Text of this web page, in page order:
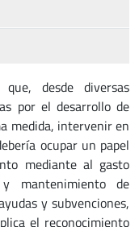
desde diversas
por el desarrollo de
medida, intervenir en
ocupar un papel
mediante al gasto
mantenimiento de
y subvenciones,
el reconocimiento